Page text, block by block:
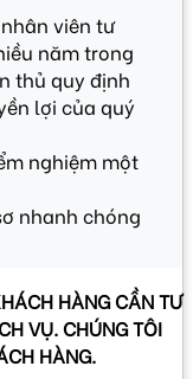
viên tư
năm trong
thủ quy định
lợi của quý
nghiệm một
nhanh chóng
HÀNG CẦN TƯ
VỤ. CHÚNG TÔI
HÀNG.